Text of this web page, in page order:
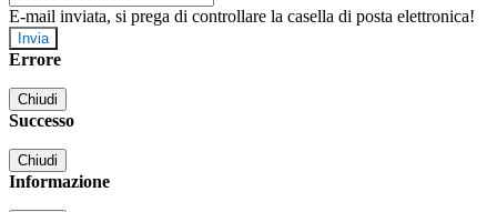
E-mail inviata, si prega di controllare la casella di posta elettronica!
Errore
Chiudi
Successo
Chiudi
Informazione